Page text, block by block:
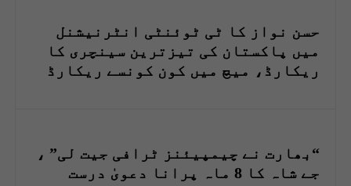
حسن نواز کا ٹی ٹوئنٹی انٹرنیشنل
میں پاکستان کی تیزترین سینچری کا
ریکارڈ، میچ میں کون کونسے ریکارڈ
“بھارت نے چیمپیئنز ٹرافی جیت لی” ،
جے شاہ کا 8 ماہ پرانا دعویٰ درست